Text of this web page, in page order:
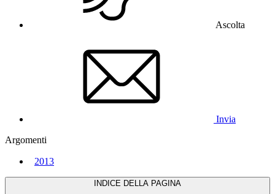
Ascolta
Invia
Argomenti
2013
INDICE DELLA PAGINA